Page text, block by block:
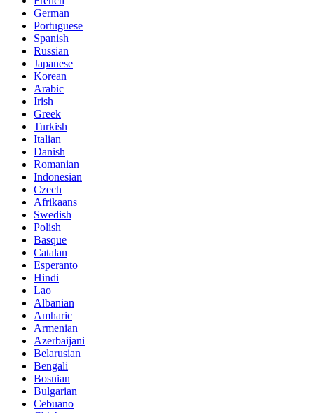
German
Portuguese
Spanish
Russian
Japanese
Korean
Arabic
Irish
Greek
Turkish
Italian
Danish
Romanian
Indonesian
Czech
Afrikaans
Swedish
Polish
Basque
Catalan
Esperanto
Hindi
Lao
Albanian
Amharic
Armenian
Azerbaijani
Belarusian
Bengali
Bosnian
Bulgarian
Cebuano